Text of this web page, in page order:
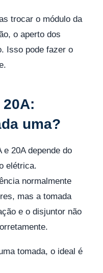
trocar o módulo da
o aperto dos
Isso pode fazer o
uma?
e 20A depende do
elétrica.
normalmente
mas a tomada
e o disjuntor não
tomada, o ideal é